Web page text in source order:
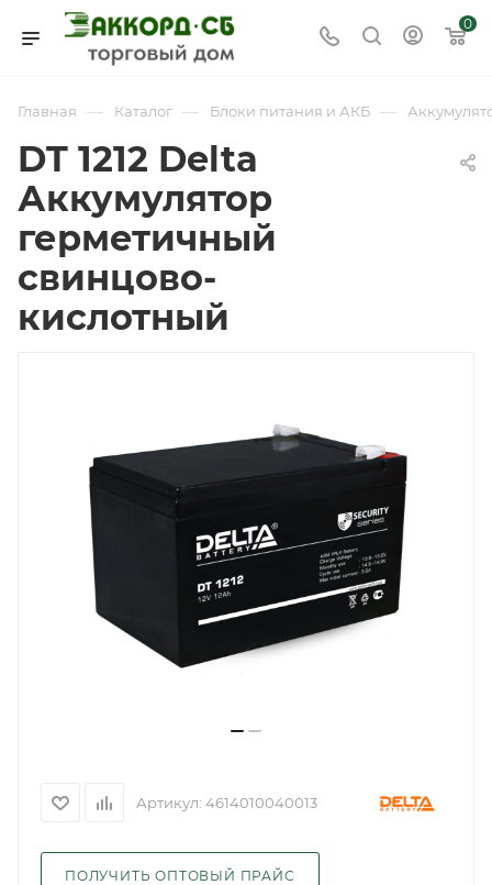
0
Главная — Каталог — Блоки питания и АКБ —
DT 1212 Delta
Аккумулятор
герметичный
свинцово-
кислотный
Артикул: 4614010040013
ПОЛУЧИТЬ ОПТОВЫЙ ПРАЙС